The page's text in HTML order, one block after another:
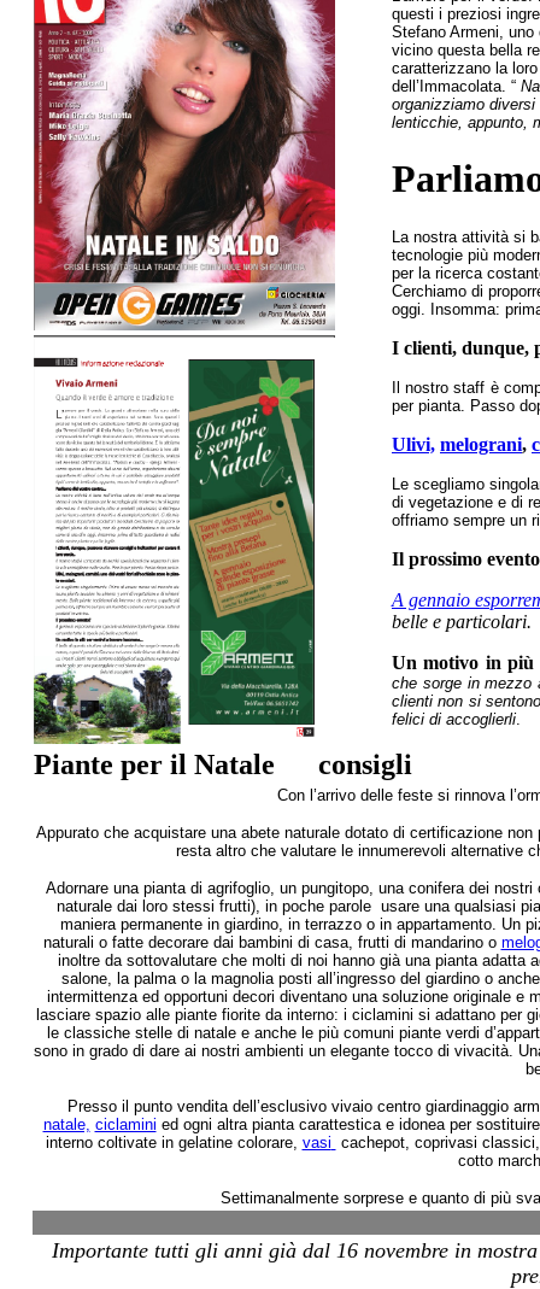
questi i preziosi
Stefano Armeni,
vicino questa bella
caratterizzano la
dell’Immacolata. “
organizziamo
lenticchie, appunto,
La nostra attività si
tecnologie più
per la ricerca
Cerchiamo di
oggi. Insomma:
I clienti, dunque,
Il nostro staff è
per pianta. Passo
Ulivi, melograni,
Le scegliamo
di vegetazione e di
offriamo sempre un
Il prossimo
A gennaio
belle e particolari.
Un motivo in
che sorge in mezzo
clienti non si
felici di accoglierli
Piante per il Natale consigli
Con l’arrivo delle feste si rinnova
Appurato che acquistare una abete naturale dotato di certificazione
resta altro che valutare le innumerevoli alternative
Adornare una pianta di agrifoglio, un pungitopo, una conifera dei
naturale dai loro stessi frutti), in poche parole usare una qualsiasi
maniera permanente in giardino, in terrazzo o in appartamento. Un
naturali o fatte decorare dai bambini di casa, frutti di mandarino o
inoltre da sottovalutare che molti di noi hanno già una pianta
salone, la palma o la magnolia posti all’ingresso del giardino o
intermittenza ed opportuni decori diventano una soluzione originale e
lasciare spazio alle piante fiorite da interno: i ciclamini si adattano per
le classiche stelle di natale e anche le più comuni piante verdi
sono in grado di dare ai nostri ambienti un elegante tocco di vivacità.
Presso il punto vendita dell’esclusivo vivaio centro giardinaggio
natale, ciclamini ed ogni altra pianta carattestica e idonea per
interno coltivate in gelatine colorare, vasi cachepot, coprivasi
cotto
Settimanalmente sorprese e quanto di più
Importante tutti gli anni già dal 16 novembre in